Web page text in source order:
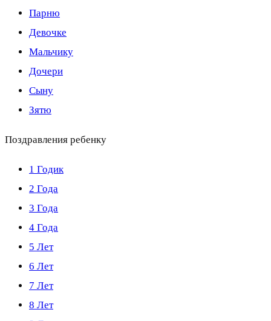
Парню
Девочке
Мальчику
Дочери
Сыну
Зятю
Поздравления ребенку
1 Годик
2 Года
3 Года
4 Года
5 Лет
6 Лет
7 Лет
8 Лет